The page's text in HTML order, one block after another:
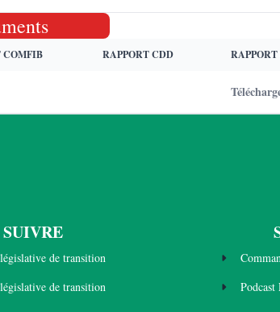
COMFIB RAPPORT CDD
de transition
de transition